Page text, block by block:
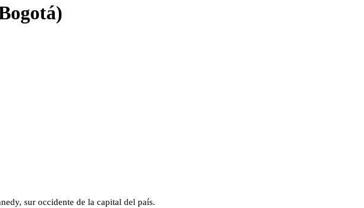
sur occidente de la capital del país.